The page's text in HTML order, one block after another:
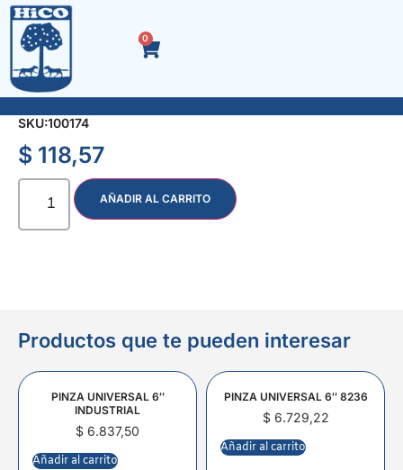
0
ACC. NEGRO ENCH/ DOBLE REDUCC. 3/4″ a 1/2″
SKU:100174
$ 118,57
AÑADIR AL CARRITO
Productos que te pueden interesar
PINZA UNIVERSAL 6″
INDUSTRIAL
$ 6.837,50
Añadir al carrito
PINZA UNIVERSAL 6″ 8236
$6.729,22
Añadir al carrito